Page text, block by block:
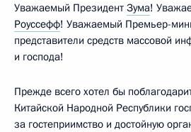
Уважаемый Президент Зума!
Роуссефф! Уважаемый Премьер-
представители средств массовой
и господа!
Прежде всего хотел бы
Китайской Народной Республики
за гостеприимство и достойную